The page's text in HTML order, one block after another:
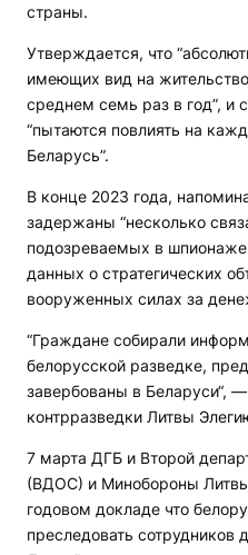
страны.
Утверждается, что
имеющих вид на
среднем семь раз в год”, и
“пытаются повлиять на
Беларусь”.
В конце 2023 года,
задержаны “несколько
подозреваемых в
данных о стратегических
вооруженных силах за
“Граждане собирали
белорусской разведке,
завербованы в Беларуси“,
контрразведки Литвы
7 марта ДГБ и Второй
(ВДОС) и Минобороны
годовом докладе что
преследовать сотрудников